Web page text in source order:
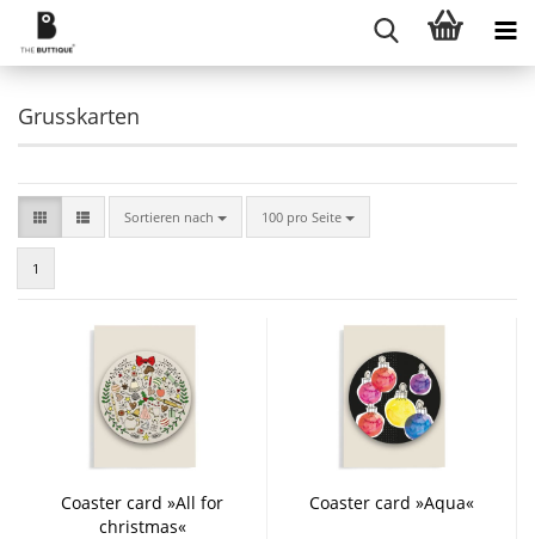
Grusskarten
Sortieren nach
Sortieren nach 100 pro Seite
pro Seite
1
Coaster card »All for
christmas«
Coaster card »Aqua«